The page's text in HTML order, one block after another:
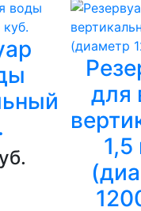
для
1,5